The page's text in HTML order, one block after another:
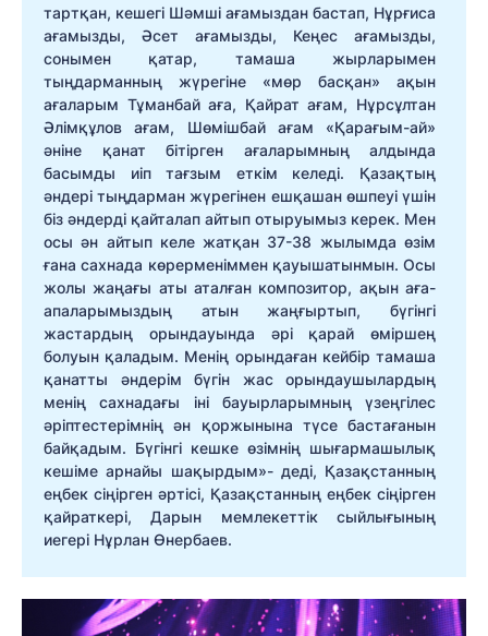
тартқан, кешегі Шәмші ағамыздан бастап, Нұрғиса
ағамызды, Әсет ағамызды, Кеңес ағамызды,
сонымен қатар, тамаша жырларымен
тыңдарманның жүрегіне «мөр басқан» ақын
ағаларым Тұманбай аға, Қайрат ағам, Нұрсұлтан
Әлімқұлов ағам, Шөмішбай ағам «Қарағым-ай»
әніне қанат бітірген ағаларымның алдында
басымды иіп тағзым еткім келеді. Қазақтың
әндері тыңдарман жүрегінен ешқашан өшпеуі үшін
біз әндерді қайталап айтып отыруымыз керек. Мен
осы ән айтып келе жатқан 37-38 жылымда өзім
ғана сахнада көрерменіммен қауышатынмын. Осы
жолы жаңағы аты аталған композитор, ақын аға-
апаларымыздың атын жаңғыртып, бүгінгі
жастардың орындауында әрі қарай өміршең
болуын қаладым. Менің орындаған кейбір тамаша
қанатты әндерім бүгін жас орындаушылардың
менің сахнадағы іні бауырларымның үзеңгілес
әріптестерімнің ән қоржынына түсе бастағанын
байқадым. Бүгінгі кешке өзімнің шығармашылық
кешіме арнайы шақырдым»- деді, Қазақстанның
еңбек сіңірген әртісі, Қазақстанның еңбек сіңірген
қайраткері, Дарын мемлекеттік сыйлығының
иегері Нұрлан Өнербаев.